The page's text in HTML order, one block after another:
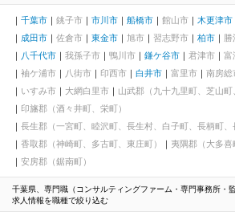
千葉市 銚子市 市川市 船橋市 館山市 木更津市
成田市
佐倉市 東金市 旭市 習志野市 柏市 勝
八千代市
我孫子市 鴨川市 鎌ケ谷市 君津市 富
袖ケ浦市
八街市 印西市 白井市 富里市 南房総
いすみ市
大網白里市
山武郡（九十九里町、芝山町
印旛郡（酒々井町、栄町）
長生郡（一宮町、睦沢町、長生村、白子町、長柄町、
香取郡（神崎町、多古町、東庄町）
夷隅郡（大多喜
安房郡（鋸南町）
千葉県、専門職（コンサルティングファーム・専門事務所・
求人情報を職種で絞り込む